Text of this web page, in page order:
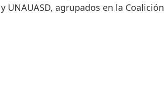
UNAUASD, agrupados en la Coalición